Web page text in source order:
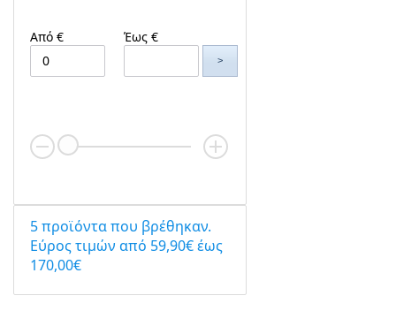
Από € Έως €
>
5 προϊόντα που βρέθηκαν.
Eύρος τιμών από 59,90€ έως
170,00€